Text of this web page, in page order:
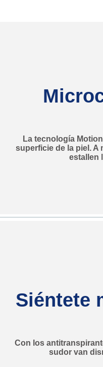
La tecnología
superficie de la piel. A
estallen
Siéntete
Con los
sudor van